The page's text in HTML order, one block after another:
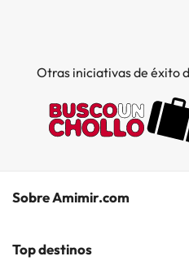
Otras iniciativas de éxito
Sobre Amimir.com
¿Quiénes somos?
Top destinos